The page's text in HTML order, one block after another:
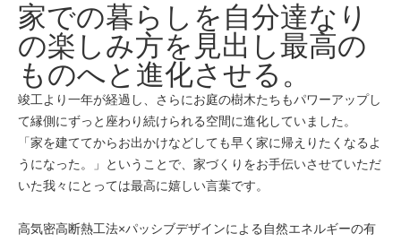
家での暮らしを自分達なり
の楽しみ方を見出し最高の
ものへと進化させる。
竣工より一年が経過し、さらにお庭の樹木たちもパワーアップし
て縁側にずっと座わり続けられる空間に進化していました。
「家を建ててからお出かけなどしても早く家に帰えりたくなるよ
うになった。」ということで、家づくりをお手伝いさせていただ
いた我々にとっては最高に嬉しい言葉です。
高気密高断熱工法×パッシブデザインによる自然エネルギーの有